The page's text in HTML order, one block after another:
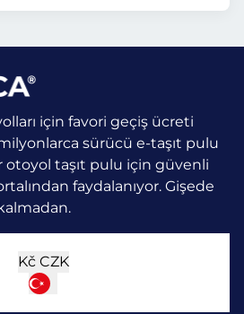
için favori geçiş ücreti
milyonlarca sürücü e-taşıt pulu
otoyol taşıt pulu için güvenli
faydalanıyor. Gişede
Kč CZK